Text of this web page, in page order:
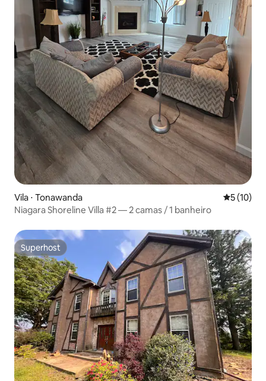
Vila ⋅ Tonawanda 5 de uma
5 (10)
Niagara Shoreline Villa #2 — 2 camas / 1 banheiro
Superhost
Superhost